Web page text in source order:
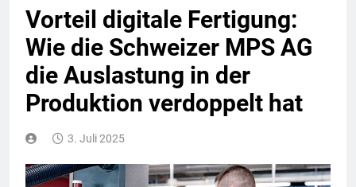
Vorteil digitale Fertigung:
Wie die Schweizer MPS AG
die Auslastung in der
Produktion verdoppelt hat
3. Juli 2025